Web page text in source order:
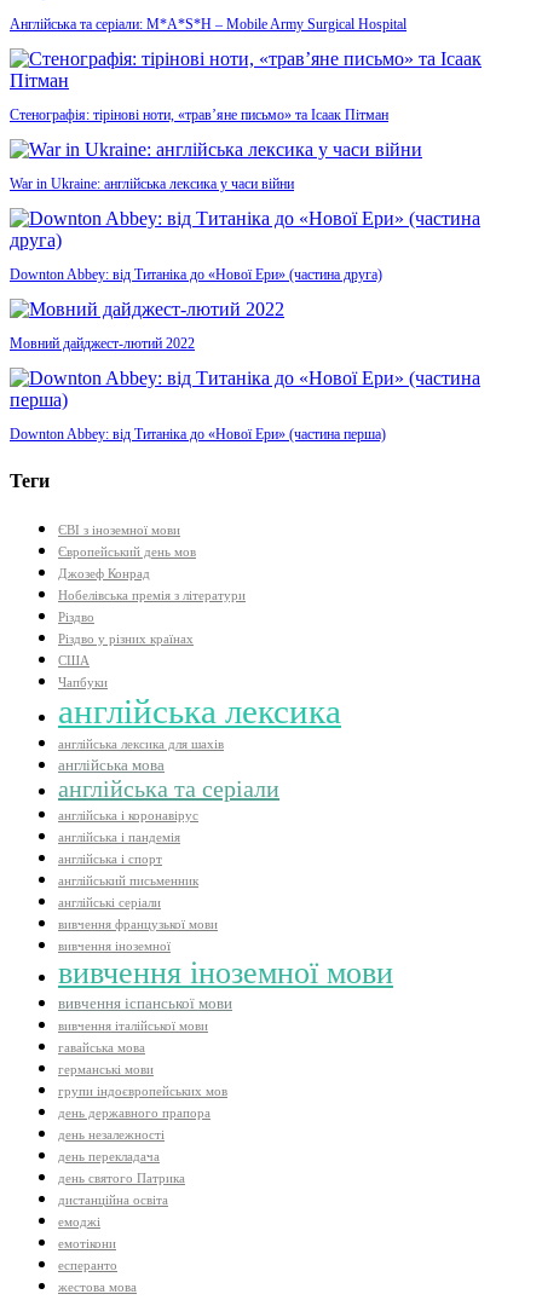
Англійська та серіали: M*A*S*H – Mobile Army Surgical Hospital
Стенографія: тірінові ноти, «трав’яне письмо» та Ісаак Пітман
War in Ukraine: англійська лексика у часи війни
Downton Abbey: від Титаніка до «Нової Ери» (частина друга)
Мовний дайджест-лютий 2022
Downton Abbey: від Титаніка до «Нової Ери» (частина перша)
Теги
ЄВІ з іноземної мови
Європейський день мов
Джозеф Конрад
Нобелівська премія з літератури
Різдво
Різдво у різних країнах
США
Чапбуки
англійська лексика
англійська лексика для шахів
англійська мова
англійська та серіали
англійська і коронавірус
англійська і пандемія
англійська і спорт
англійський письменник
англійські серіали
вивчення французької мови
вивчення іноземної
вивчення іноземної мови
вивчення іспанської мови
вивчення італійської мови
гавайська мова
германські мови
групи індоєвропейських мов
день державного прапора
день незалежності
день перекладача
день святого Патрика
дистанційна освіта
емоджі
емотікони
есперанто
жестова мова